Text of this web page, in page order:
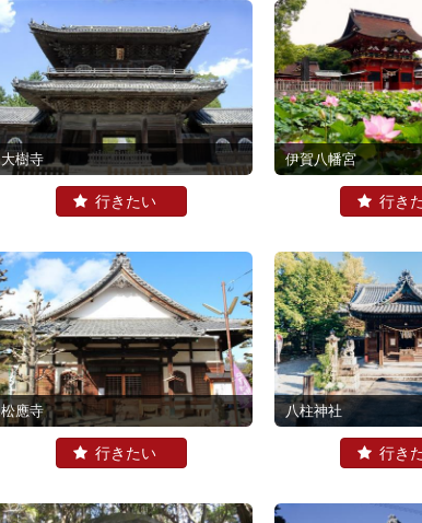
大樹寺 伊賀八幡宮
松應寺 八柱神社